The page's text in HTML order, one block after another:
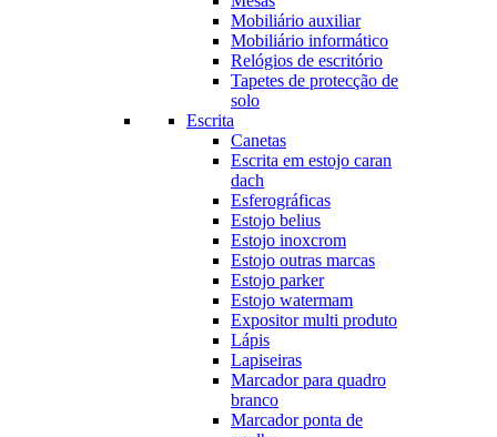
Mobiliário auxiliar
Mobiliário informático
Relógios de escritório
Tapetes de protecção de
solo
Escrita
Canetas
Escrita em estojo caran
dach
Esferográficas
Estojo belius
Estojo inoxcrom
Estojo outras marcas
Estojo parker
Estojo watermam
Expositor multi produto
Lápis
Lapiseiras
Marcador para quadro
branco
Marcador ponta de